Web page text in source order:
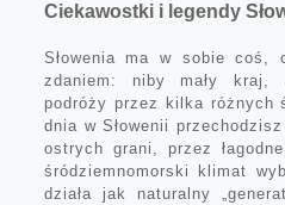
Ciekawostki i legendy
Słowenia ma w sobie coś,
zdaniem: niby mały kraj,
podróży przez kilka różnych
dnia w Słowenii
ostrych grani, przez
śródziemnomorski klimat
działa jak naturalny